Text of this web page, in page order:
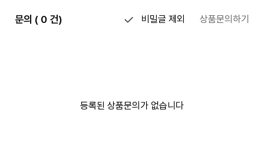
문의 ( 0 건) 비밀글 제외 상품문의하기
등록된 상품문의가 없습니다